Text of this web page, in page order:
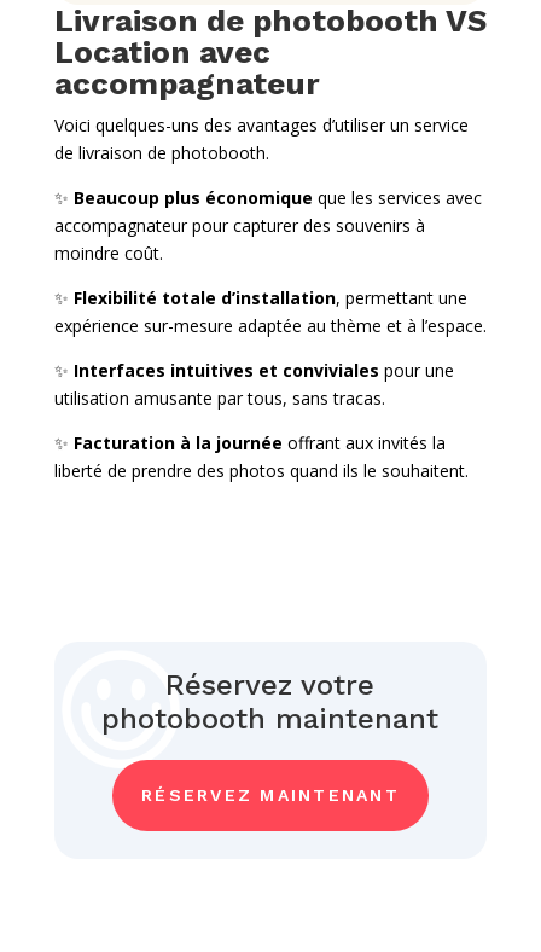
Livraison de photobooth VS
Location avec
accompagnateur
Voici quelques-uns des avantages d’utiliser un service
de livraison de photobooth.
✨ Beaucoup plus économique que les services avec
accompagnateur pour capturer des souvenirs à
moindre coût.
✨ Flexibilité totale d’installation, permettant une
expérience sur-mesure adaptée au thème et à l’espace.
✨ Interfaces intuitives et conviviales pour une
utilisation amusante par tous, sans tracas.
✨ Facturation à la journée offrant aux invités la
liberté de prendre des photos quand ils le souhaitent.
Réservez votre
photobooth maintenant
RÉSERVEZ MAINTENANT